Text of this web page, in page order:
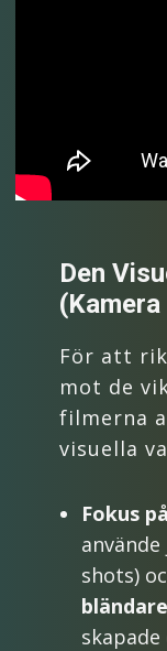
Den
För att
mot de
filmerna
visuella
Fokus
använde
shots)
bländare